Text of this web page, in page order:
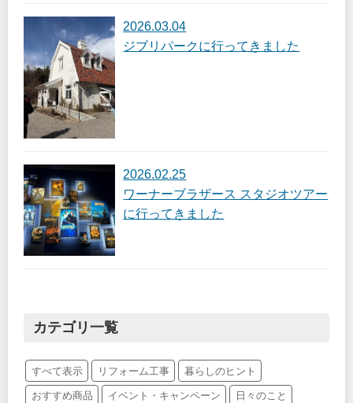
2026.03.04
ジブリパークに行ってきました
2026.02.25
ワーナーブラザース スタジオツアー
に行ってきました
カテゴリ一覧
すべて表示 リフォーム工事 暮らしのヒント
おすすめ商品 イベント・キャンペーン 日々のこと